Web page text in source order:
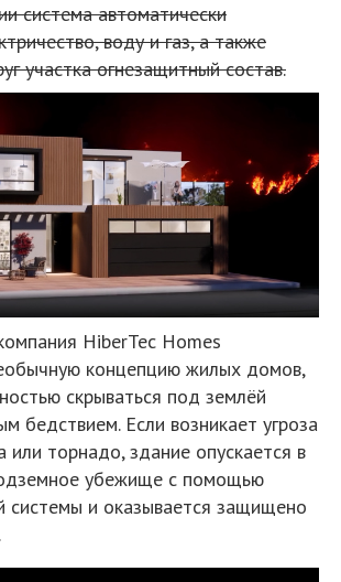
система автоматически
воду и газ, а также
участка огнезащитный состав.
HiberTec Homes
концепцию жилых домов,
скрываться под землёй
бедствием. Если возникает угроза
или торнадо, здание опускается в
убежище с помощью
системы и оказывается защищено